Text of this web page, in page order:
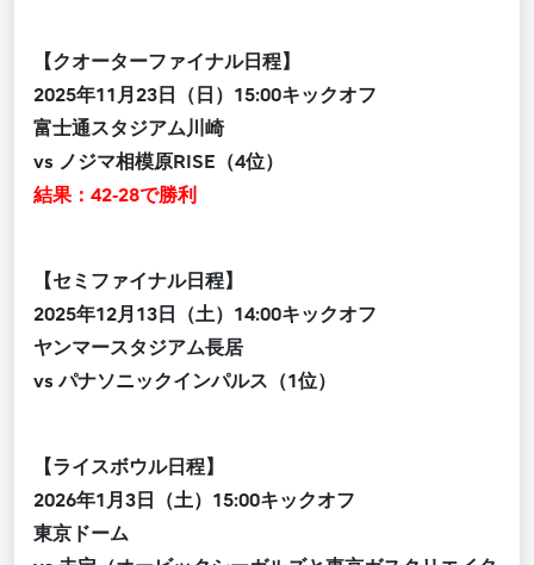
【クオーターファイナル日程】
2025年11月23日（日）15:00キックオフ
富士通スタジアム川崎
vs ノジマ相模原RISE（4位）
結果：42‐28で勝利
【セミファイナル日程】
2025年12月 13 日（土）14:00キックオフ
ヤンマースタジアム長居
vsパナソニックインパルス（1位）
【ライスボウル日程】
2026年1月 3 日（土）15:00キックオフ
東京ドーム